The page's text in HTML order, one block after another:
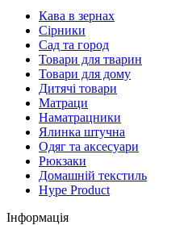
Кава в зернах
Сірники
Сад та город
Товари для тварин
Товари для дому
Дитячі товари
Матраци
Наматрацники
Ялинка штучна
Одяг та аксесуари
Рюкзаки
Домашній текстиль
Hype Product
Інформація